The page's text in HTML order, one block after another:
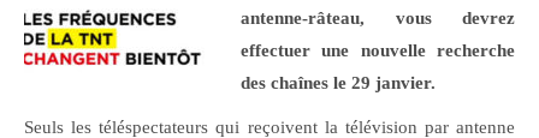
antenne-râteau, vous devrez
effectuer une nouvelle recherche
des chaînes le 29 janvier.
Seuls les téléspectateurs qui reçoivent la télévision par antenne